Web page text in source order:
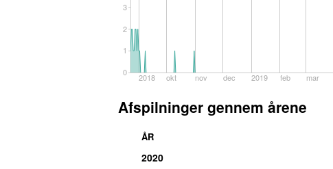
2018 okt nov dec 2019 feb mar
0
1
2
3
Afspilninger gennem årene
ÅR
2020